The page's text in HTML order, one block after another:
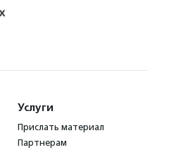
Услуги
Прислать материал
Партнерам